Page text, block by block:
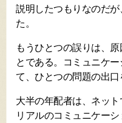
説明したつもりなのだ
た。
もうひとつの誤りは、
とである。コミュニケ
て、ひとつの問題の出
大半の年配者は、ネッ
リアルのコミュニケー